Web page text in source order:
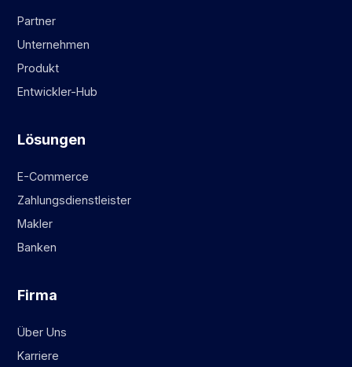
Partner
Unternehmen
Produkt
Entwickler-Hub
Lösungen
E-Commerce
Zahlungsdienstleister
Makler
Banken
Firma
Über Uns
Karriere